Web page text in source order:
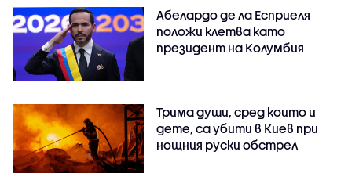
Абелардо де ла Есприеля
положи клетва като
президент на Колумбия
Трима души, сред които и
дете, са убити в Киев при
нощния руски обстрел